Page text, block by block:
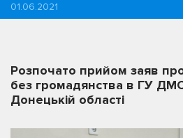
01.06.2021
Розпочато прийом заяв
без громадянства в ГУ
Донецькій області